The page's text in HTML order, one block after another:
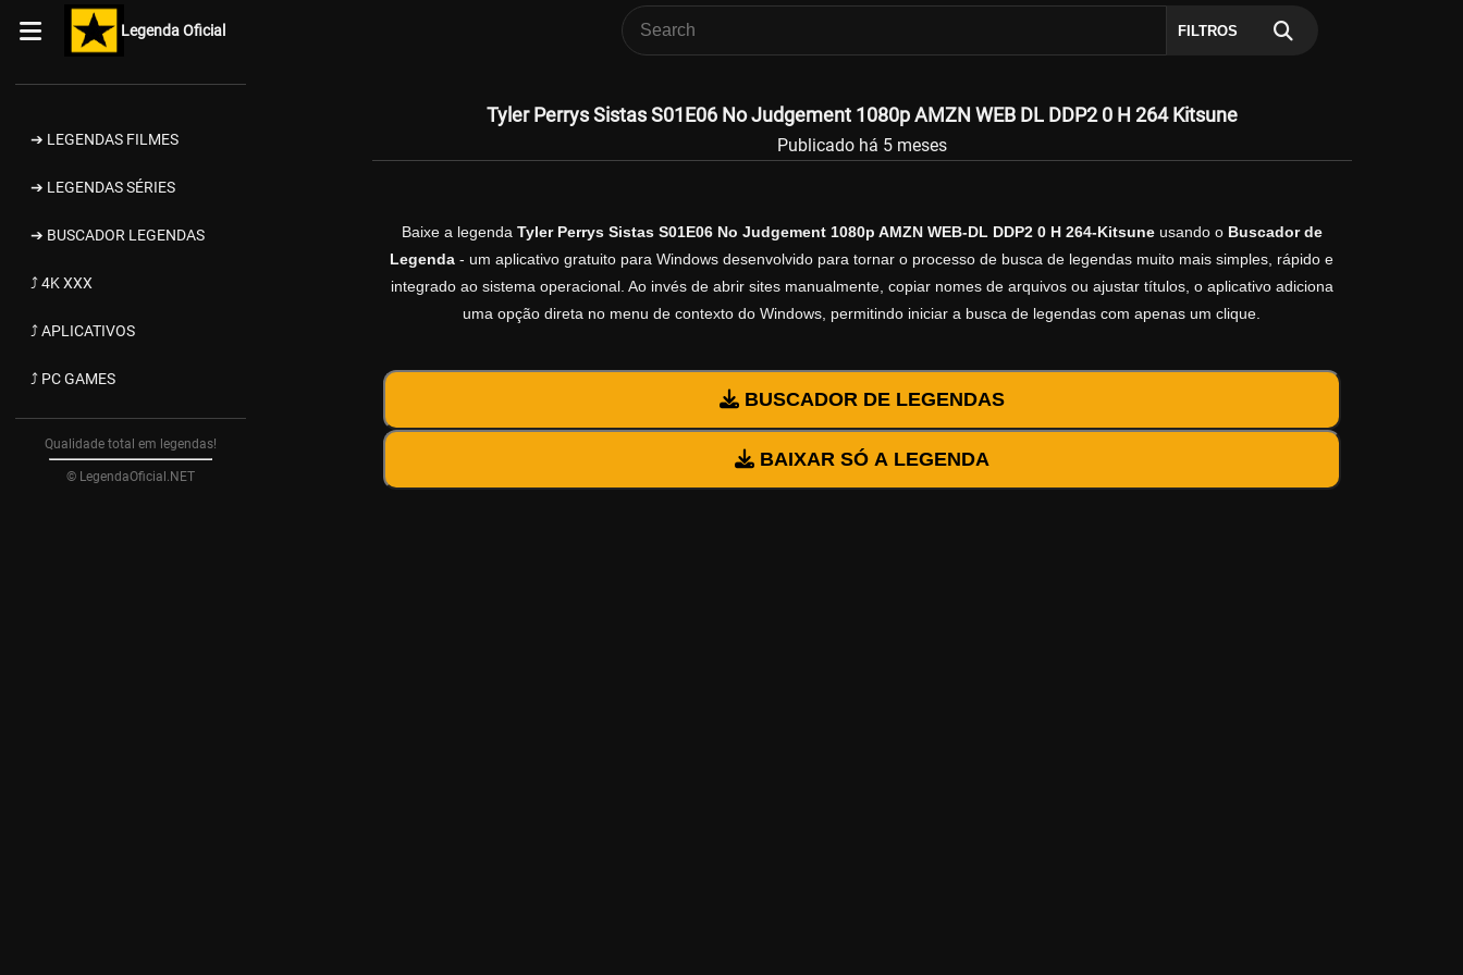
Legenda Oficial FILTROS
➔ LEGENDAS FILMES
➔ LEGENDAS SÉRIES
➔ BUSCADOR LEGENDAS
⤴ 4K XXX
⤴ APLICATIVOS
⤴ PC GAMES
Qualidade total em legendas!
© LegendaOficial.NET
Tyler Perrys Sistas S01E06 No Judgement 1080p AMZN WEB DL DDP2 0 H 264 Kitsune
Publicado há 5 meses
Baixe a legenda Tyler Perrys Sistas S01E06 No Judgement 1080p AMZN WEB-DL DDP2 0 H 264-Kitsuneusando o Buscador de
Legenda - um aplicativo gratuito para Windows desenvolvido para tornar o processo de busca de legendas muito mais simples, rápido e
integrado ao sistema operacional. Ao invés de abrir sites manualmente, copiar nomes de arquivos ou ajustar títulos, o aplicativo adiciona
uma opção direta no menu de contexto do Windows, permitindo iniciar a busca de legendas com apenas um clique.
BUSCADOR DE LEGENDAS
BAIXAR SÓ A LEGENDA